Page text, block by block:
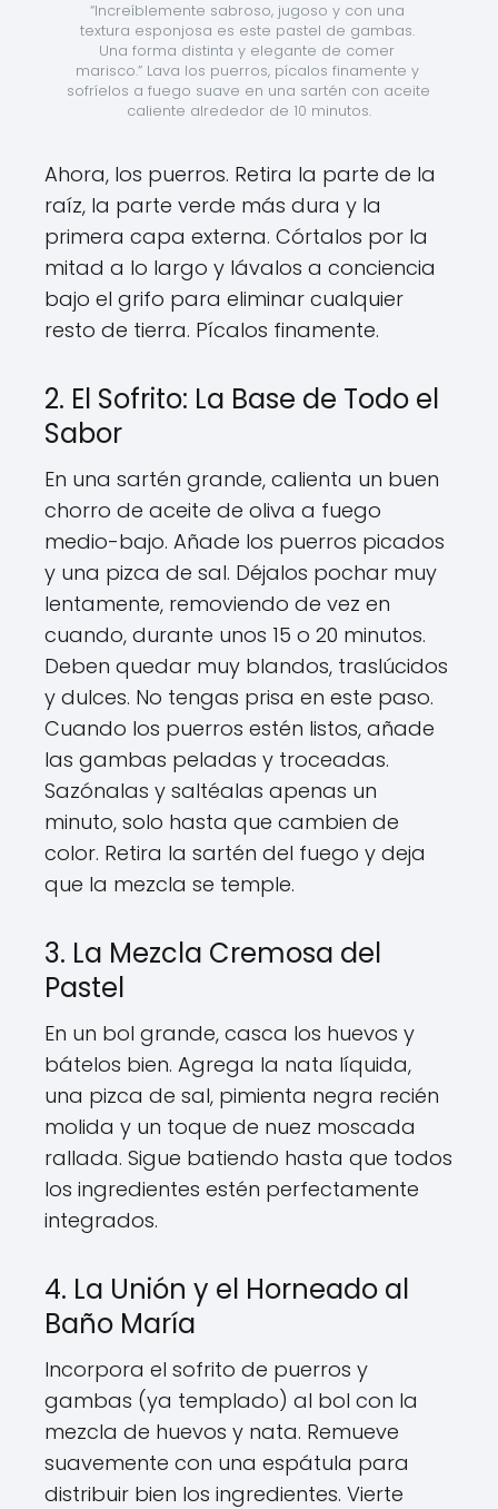
“Increíblemente sabroso, jugoso y con una
textura esponjosa es este pastel de gambas.
Una forma distinta y elegante de comer
marisco.” Lava los puerros, pícalos finamente y
sofríelos a fuego suave en una sartén con aceite
caliente alrededor de 10 minutos.
Ahora, los puerros. Retira la parte de la
raíz, la parte verde más dura y la
primera capa externa. Córtalos por la
mitad a lo largo y lávalos a conciencia
bajo el grifo para eliminar cualquier
resto de tierra. Pícalos finamente.
2. El Sofrito: La Base de Todo el
Sabor
En una sartén grande, calienta un buen
chorro de aceite de oliva a fuego
medio-bajo. Añade los puerros picados
y una pizca de sal. Déjalos pochar muy
lentamente, removiendo de vez en
cuando, durante unos 15 o 20 minutos.
Deben quedar muy blandos, traslúcidos
y dulces. No tengas prisa en este paso.
Cuando los puerros estén listos, añade
las gambas peladas y troceadas.
Sazónalas y saltéalas apenas un
minuto, solo hasta que cambien de
color. Retira la sartén del fuego y deja
que la mezcla se temple.
3. La Mezcla Cremosa del
Pastel
En un bol grande, casca los huevos y
bátelos bien. Agrega la nata líquida,
una pizca de sal, pimienta negra recién
molida y un toque de nuez moscada
rallada. Sigue batiendo hasta que todos
los ingredientes estén perfectamente
integrados.
4. La Unión y el Horneado al
Baño María
Incorpora el sofrito de puerros y
gambas (ya templado) al bol con la
mezcla de huevos y nata. Remueve
suavemente con una espátula para
distribuir bien los ingredientes. Vierte